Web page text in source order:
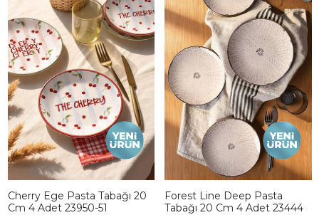
Cherry Ege Pasta Tabağı 20
Cm 4 Adet 23950-51
Forest Line Deep Pasta
Tabağı 20 Cm 4 Adet 23444